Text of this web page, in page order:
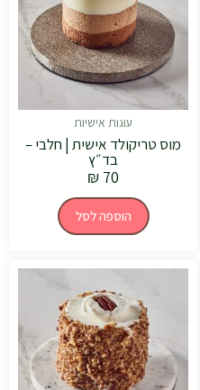
עוגות אישיות
מוס טריקולד אישית | חלבי –
בד״ץ
₪ 70
הוספה לסל